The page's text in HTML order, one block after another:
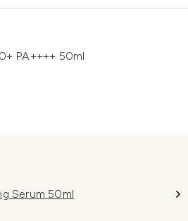
PA++++ 50ml
Serum 50ml